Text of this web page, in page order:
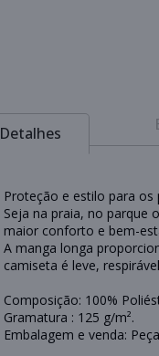
Detalhes
Proteção e estilo para os
Seja na praia, no parque
maior conforto e bem-
A manga longa
camiseta é leve,
Composição: 100%
Gramatura : 125 g/m².
Embalagem e venda: Peça